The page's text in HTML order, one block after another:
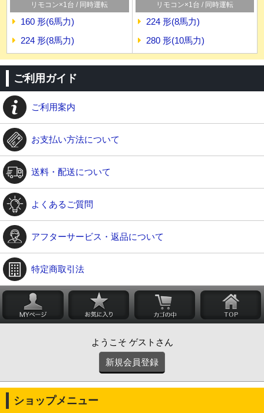
リモコン×1台 / 同時運転
160 形(6馬力)
224 形(8馬力)
リモコン×1台 / 同時運転
224 形(8馬力)
280 形(10馬力)
ご利用ガイド
ご利用案内
お支払い方法について
送料・配送について
よくあるご質問
アフターサービス・返品について
特定商取引法
ようこそ ゲストさん
新規会員登録
ショップメニュー